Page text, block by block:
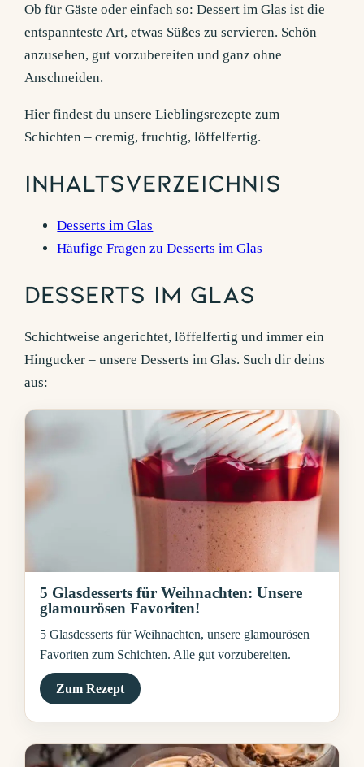
Ob für Gäste oder einfach so: Dessert im Glas ist die
entspannteste Art, etwas Süßes zu servieren. Schön
anzusehen, gut vorzubereiten und ganz ohne
Anschneiden.
Hier findest du unsere Lieblingsrezepte zum
Schichten – cremig, fruchtig, löffelfertig.
Inhaltsverzeichnis
Desserts im Glas
Häufige Fragen zu Desserts im Glas
Desserts im Glas
Schichtweise angerichtet, löffelfertig und immer ein
Hingucker – unsere Desserts im Glas. Such dir deins
aus:
5 Glasdesserts für Weihnachten: Unsere
glamourösen Favoriten!
5 Glasdesserts für Weihnachten, unsere glamourösen
Favoriten zum Schichten. Alle gut vorzubereiten.
Zum Rezept